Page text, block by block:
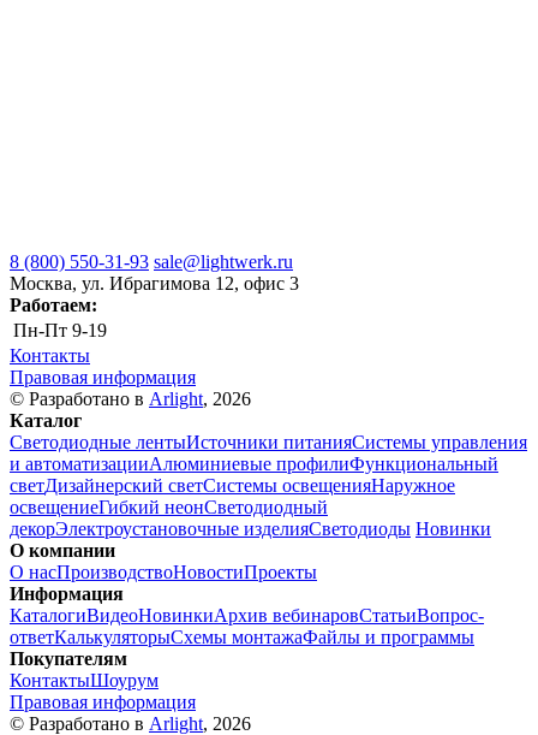
8 (800) 550-31-93 sale@lightwerk.ru
Москва, ул. Ибрагимова 12, офис 3
Работаем:
Пн-Пт 9-19
Контакты
Правовая информация
© Разработано в Arlight, 2026
Каталог
Светодиодные лентыИсточники питанияСистемы управления
и автоматизацииАлюминиевые профилиФункциональный
светДизайнерский светСистемы освещенияНаружное
освещениеГибкий неонСветодиодный
декорЭлектроустановочные изделияСветодиоды Новинки
О компании
О насПроизводствоНовостиПроекты
Информация
КаталогиВидеоНовинкиАрхив вебинаровСтатьиВопрос-
ответКалькуляторыСхемы монтажаФайлы и программы
Покупателям
КонтактыШоурум
Правовая информация
© Разработано в Arlight, 2026